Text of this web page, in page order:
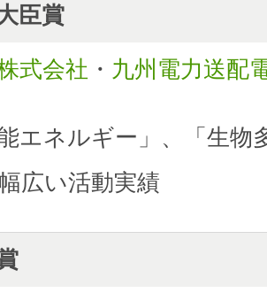
臣賞
式会社 ・ 九州電力送配
能エネルギー」、「生物
広い活動実績